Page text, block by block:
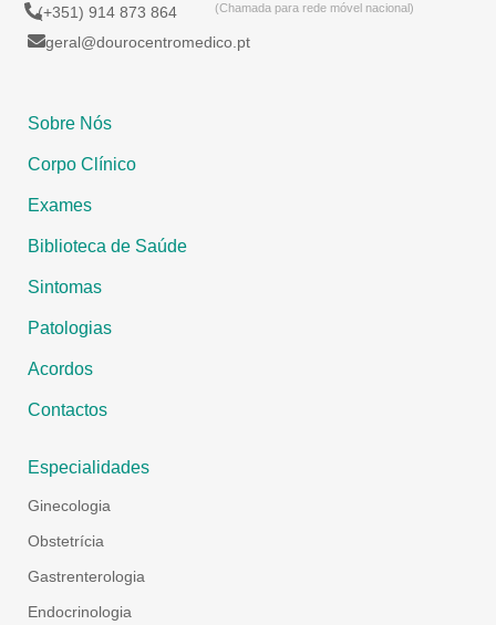
(+351) 914 873 864 (Chamada para rede móvel nacional)
geral@dourocentromedico.pt
Sobre Nós
Corpo Clínico
Exames
Biblioteca de Saúde
Sintomas
Patologias
Acordos
Contactos
Especialidades
Ginecologia
Obstetrícia
Gastrenterologia
Endocrinologia